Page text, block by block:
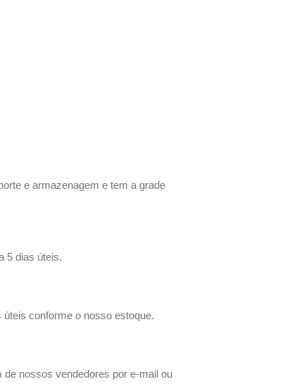
e armazenagem e tem a grade
5 dias úteis.
conforme o nosso estoque.
de nossos vendedores por e-mail ou